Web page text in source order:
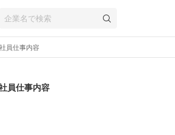
員仕事内容
員仕事内容